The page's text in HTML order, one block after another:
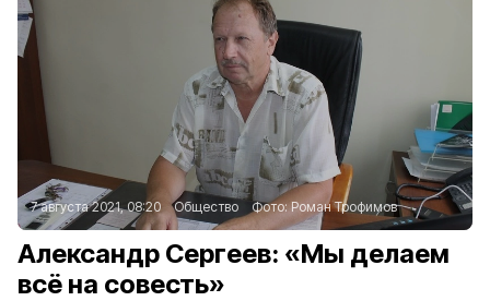
7 августа 2021, 08:20 Общество Фото:Роман Трофимов
Александр Сергеев: «Мы делаем
всё на совесть»